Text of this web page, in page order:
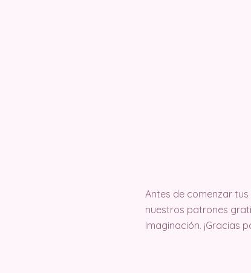
Antes de comenzar
nuestros patrones
Imaginación. ¡Gracias